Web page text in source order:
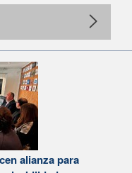
alianza para